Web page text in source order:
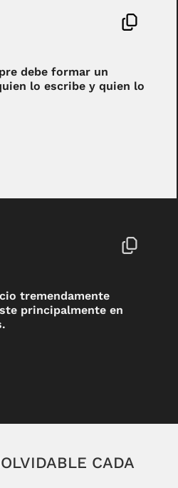
debe formar un
lo escribe y quien lo
tremendamente
principalmente en
CADA